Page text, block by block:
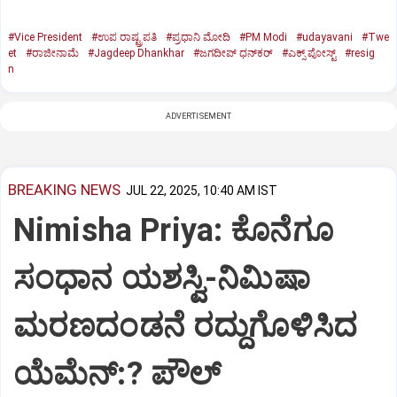
#Vice President #ಉಪ ರಾಷ್ಟ್ರಪತಿ #ಪ್ರಧಾನಿ ಮೋದಿ #PM Modi #udayavani
#Twe
et
#ರಾಜೀನಾಮೆ #Jagdeep Dhankhar #ಜಗದೀಪ್‌ ಧನ್‌ಕರ್‌ #ಎಕ್ಸ್‌ ಪೋಸ್ಟ್
#resig
n
ADVERTISEMENT
BREAKING NEWS JUL 22, 2025, 10:40 AM IST
Nimisha Priya: ಕೊನೆಗೂ
ಸಂಧಾನ ಯಶಸ್ವಿ-ನಿಮಿಷಾ
ಮರಣದಂಡನೆ ರದ್ದುಗೊಳಿಸಿದ
ಯೆಮೆನ್:? ಪೌಲ್